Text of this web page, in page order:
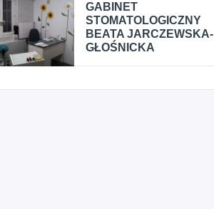
GABINET
STOMATOLOGICZNY
BEATA JARCZEWSKA-
GŁOŚNICKA